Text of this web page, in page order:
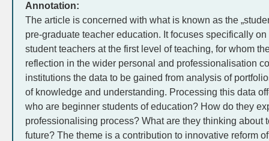
Annotation:
The article is concerned with what is known as the
pre-graduate teacher education. It focuses specifically
student teachers at the first level of teaching, for whom
reflection in the wider personal and professionalisation
institutions the data to be gained from analysis of
of knowledge and understanding. Processing this data
who are beginner students of education? How do they
professionalising process? What are they thinking about
future? The theme is a contribution to innovative reform